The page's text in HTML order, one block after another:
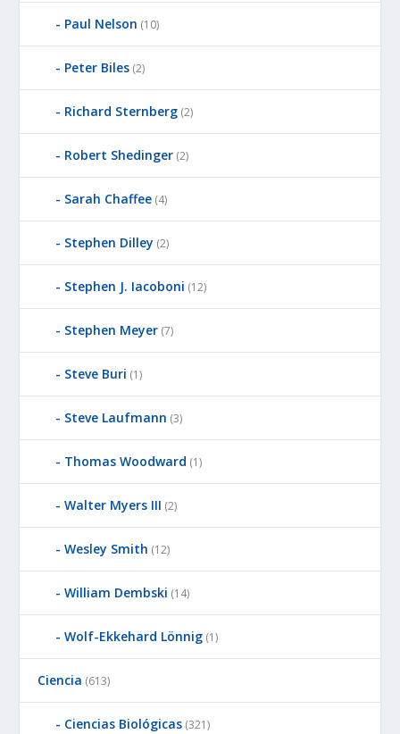
Paul Nelson (10)
Peter Biles (2)
Richard Sternberg (2)
Robert Shedinger (2)
Sarah Chaffee (4)
Stephen Dilley (2)
Stephen J. Iacoboni (12)
Stephen Meyer (7)
Steve Buri (1)
Steve Laufmann (3)
Thomas Woodward (1)
Walter Myers III (2)
Wesley Smith (12)
William Dembski (14)
Wolf-Ekkehard Lönnig (1)
Ciencia (613)
Ciencias Biológicas (321)